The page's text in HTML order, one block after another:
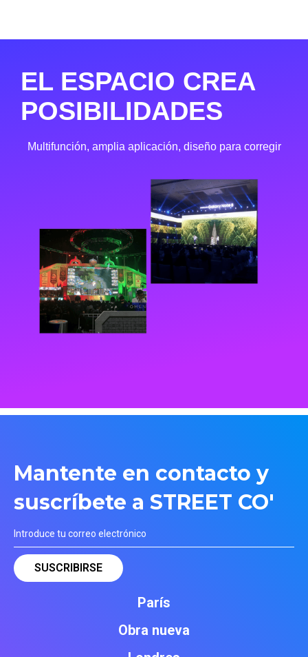
EL ESPACIO CREA
POSIBILIDADES
Multifunción, amplia aplicación, diseño para corregir
Mantente en contacto y
suscríbete a STREET CO'
París
Obra nueva